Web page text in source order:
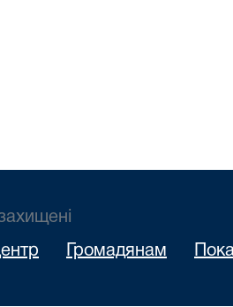
Громадянам